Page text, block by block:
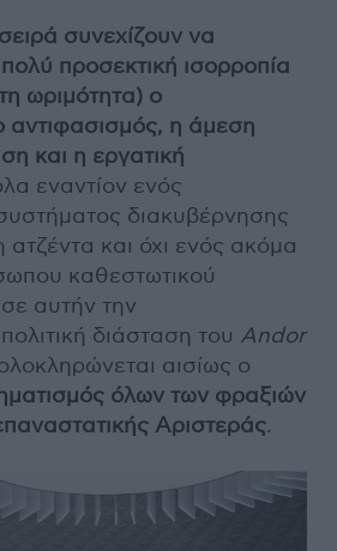
συνεχίζουν να
προσεκτική ισορροπία
ωριμότητα) ο
αντιφασισμός, η άμεση
και η εργατική
εναντίον ενός
διακυβέρνησης
ατζέντα και όχι ενός ακόμα
καθεστωτικού
αυτήν την
διάσταση του Andor
αισίως ο
όλων των φραξιών
Αριστεράς.